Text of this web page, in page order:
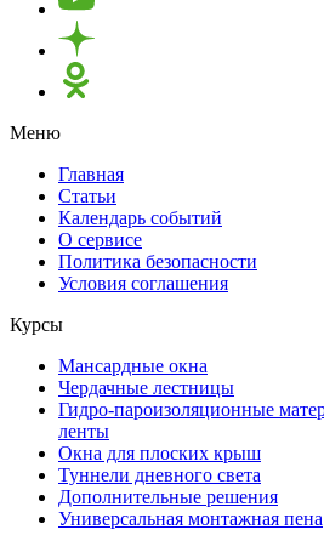
Меню
Главная
Статьи
Календарь событий
О сервисе
Политика безопасности
Условия соглашения
Курсы
Мансардные окна
Чердачные лестницы
Гидро-пароизоляционные
ленты
Окна для плоских крыш
Туннели дневного света
Дополнительные решения
Универсальная монтажная пена